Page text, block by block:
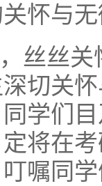
怀与
丝丝
切关
学们
将在
嘱同